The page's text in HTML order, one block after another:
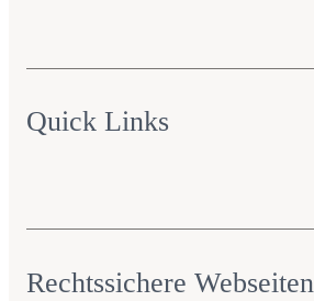
Quick Links
Rechtssichere Webseiten